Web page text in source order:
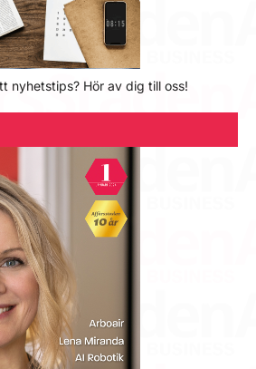
nyhetstips? Hör av dig till oss!